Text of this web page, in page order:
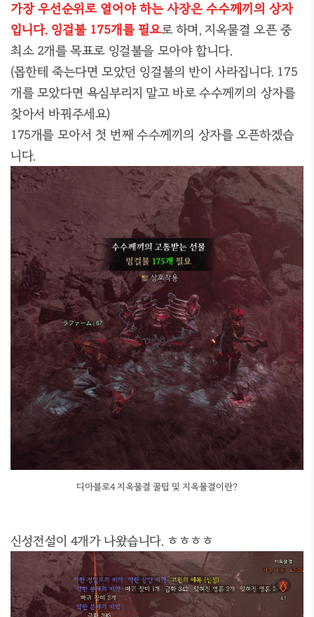
가장 우선순위로 열어야 하는 사장은 수수께끼의 상자
입니다. 잉걸불 175개를 필요로 하며, 지옥물결 오픈 중
최소 2개를 목표로 잉걸불을 모아야 합니다.
(몹한테 죽는다면 모았던 잉걸불의 반이 사라집니다. 175
개를 모았다면 욕심부리지 말고 바로 수수께끼의 상자를
찾아서 바꿔주세요)
175개를 모아서 첫 번째 수수께끼의 상자를 오픈하겠습
니다.
디아블로4 지옥물결 꿀팁 및 지옥물결이란?
신성전설이 4개가 나왔습니다. ㅎㅎㅎㅎ